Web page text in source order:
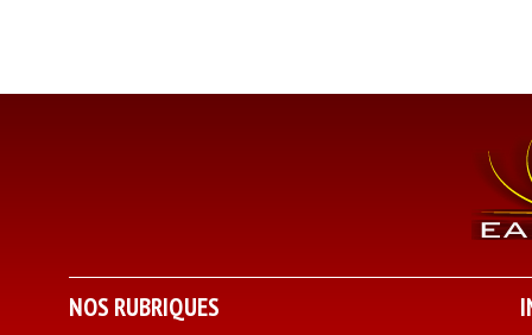
NOS RUBRIQUES